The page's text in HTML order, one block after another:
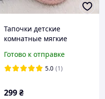
Тапочки детские
комнатные мягкие
11-12
Готово к отправке
5.0 (1)
299₴